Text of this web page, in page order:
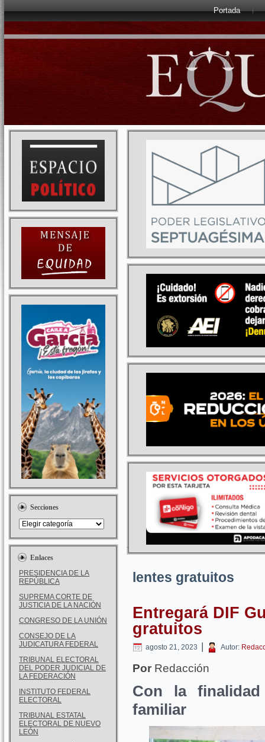
Portada
Secciones
Enlaces
PRESIDENCIA DE LA
REPÚBLICA
SUPREMA CORTE DE
JUSTICIA DE LA NACIÓN
CONGRESO DE LA UNIÓN
CONSEJO DE LA
JUDICATURA FEDERAL
TRIBUNAL ELECTORAL
DEL PODER JUDICIAL DE
LA FEDERACIÓN
INSTITUTO FEDERAL
ELECTORAL
TRIBUNAL ESTATAL
ELECTORAL DE NUEVO
LEÓN
lentes gratuitos
Entregará DIF
gratuitos
agosto 21, 2023 | Autor:
Por Redacción
Con la
familiar